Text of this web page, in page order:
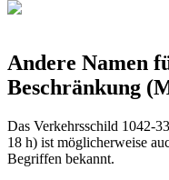
Andere Namen
Beschränkung
Das Verkehrsschild 1042-
18 h) ist möglicherweise
Begriffen bekannt.